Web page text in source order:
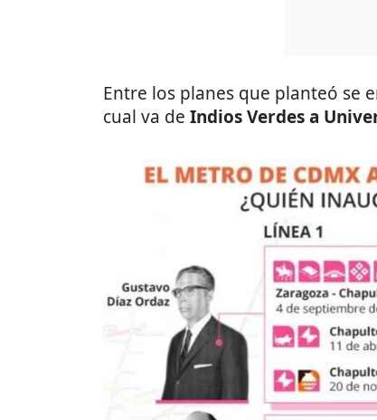
Entre los planes que planteó se
cual va de Indios Verdes a